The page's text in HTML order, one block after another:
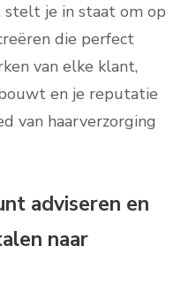
stelt je in staat om op
die perfect
van elke klant,
en je reputatie
van haarverzorging
adviseren en
naar